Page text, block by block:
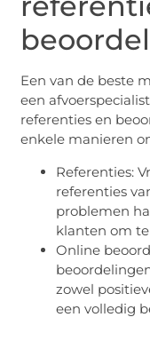
Een van de beste
een
referenties en
enkele manieren
Referenties:
referenties
problemen
klanten om
Online
zowel
een volledig